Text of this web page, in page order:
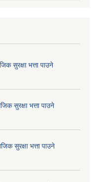
सुरक्षा भत्ता पाउने
सुरक्षा भत्ता पाउने
सुरक्षा भत्ता पाउने